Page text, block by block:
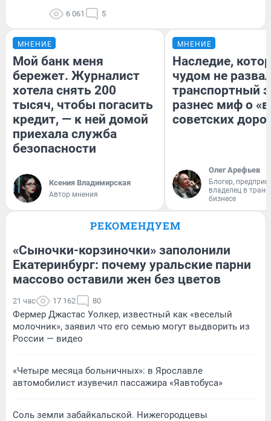
6 061 5
МНЕНИЕ
Мой банк меня
бережет. Журналист
хотела снять 200
тысяч, чтобы погасить
кредит, — к ней домой
приехала служба
безопасности
Ксения Владимирская
Автор мнения
МНЕНИЕ
Наследие,
чудом не
транспортный
разнес миф о
советских
Олег Арефьев
Блогер,
владелец в
бизнесе
РЕКОМЕНДУЕМ
«Сыночки-корзиночки» заполонили
Екатеринбург: почему уральские парни
массово оставили жен без цветов
21 час 17 162 80
Фермер Джастас Уолкер, известный как «веселый
молочник», заявил что его семью могут выдворить из
России — видео
«Четыре месяца больничных»: в Ярославле
автомобилист изувечил пассажира «Яавтобуса»
Соль земли забайкальской. Нижегородцевы